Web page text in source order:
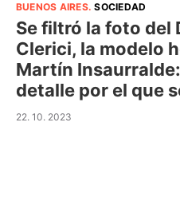
BUENOS AIRES.SOCIEDAD
Se filtró la foto del
Clerici, la modelo
Martín
detalle por el que
22. 10. 2023